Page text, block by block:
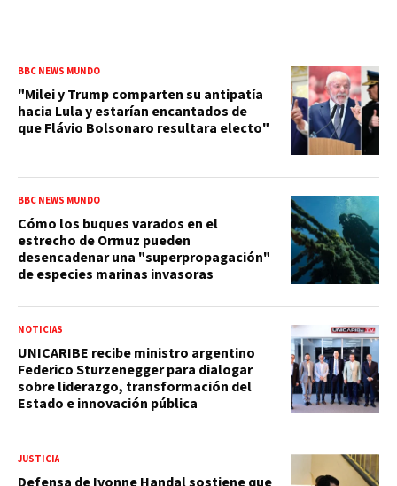
BBC NEWS MUNDO
"Milei y Trump comparten su antipatía
hacia Lula y estarían encantados de
que Flávio Bolsonaro resultara electo"
BBC NEWS MUNDO
Cómo los buques varados en el
estrecho de Ormuz pueden
desencadenar una "superpropagación"
de especies marinas invasoras
NOTICIAS
UNICARIBE recibe ministro argentino
Federico Sturzenegger para dialogar
sobre liderazgo, transformación del
Estado e innovación pública
JUSTICIA
Defensa de Ivonne Handal sostiene que